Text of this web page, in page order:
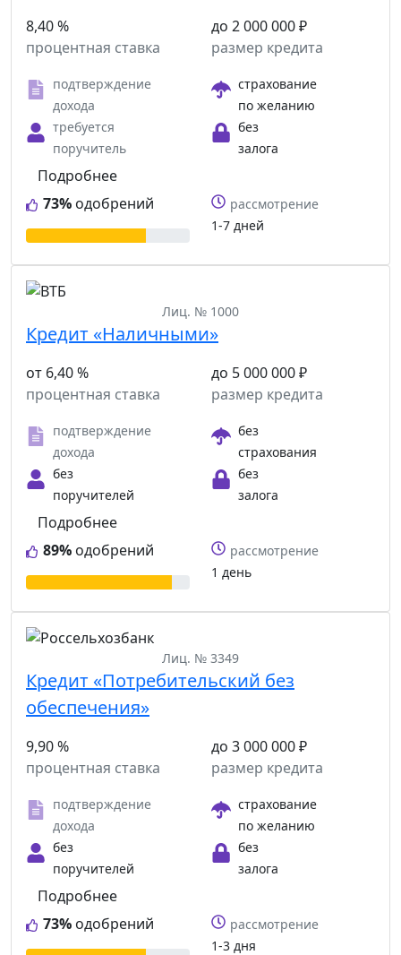
8,40 %
процентная ставка
до 2 000 000 ₽
размер кредита
подтверждение
дохода
страхование
по желанию
требуется
поручитель
без
залога
73% одобрений
Подробнее
рассмотрение
1-7 дней
Лиц. № 1000
Кредит «Наличными»
от 6,40 %
процентная ставка
до 5 000 000 ₽
размер кредита
подтверждение
дохода
без
страхования
без
поручителей
без
залога
89% одобрений
Подробнее
рассмотрение
1 день
Лиц. № 3349
Кредит «Потребительский без
обеспечения»
9,90 %
процентная ставка
до 3 000 000 ₽
размер кредита
подтверждение
дохода
страхование
по желанию
без
поручителей
без
залога
73% одобрений
Подробнее
рассмотрение
1-3 дня